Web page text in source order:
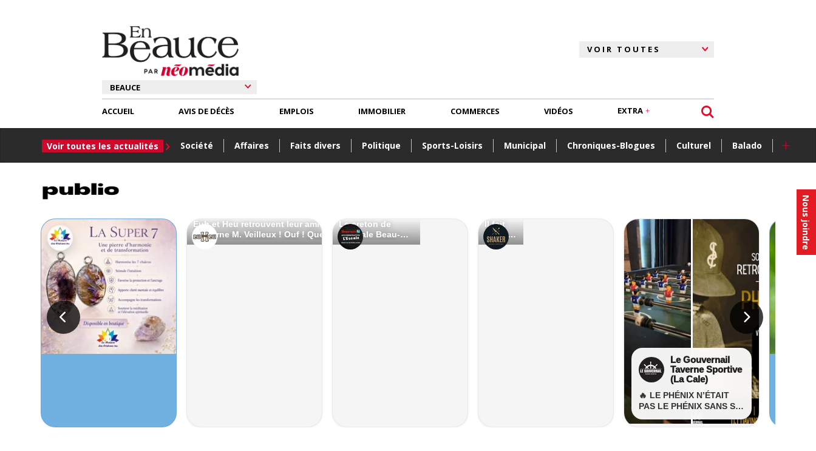
Nous joindre
ACCUEIL
Voir toutes les actualités Société Affaires Faits divers Politique Sports-Loisirs Municipal Chroniques-Blogues Culturel Balado +
AVIS DE DÉCÈS EMPLOIS IMMOBILIER COMMERCES VIDÉOS EXTRA